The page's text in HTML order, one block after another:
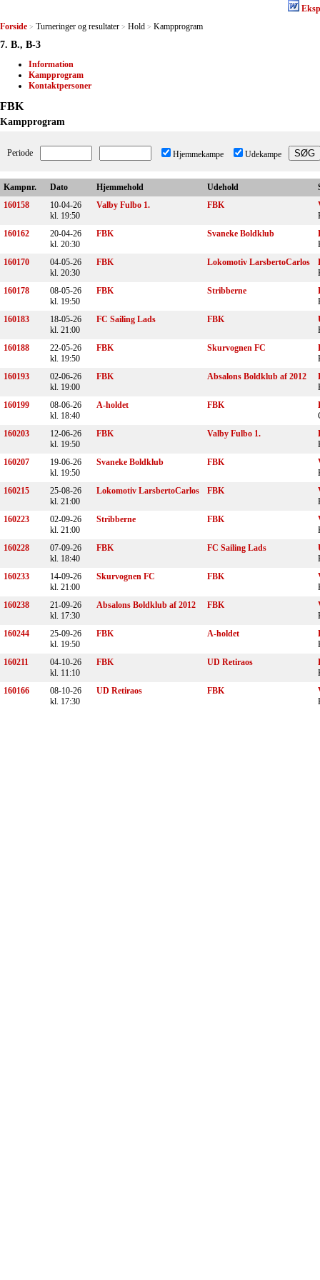
Forside > Turneringer og resultater > Hold > Kampprogram
7. B., B-3
Information
Kampprogram
Kontaktpersoner
FBK
Kampprogram
Periode Hjemmekampe Udekampe
Kampnr. Dato Hjemmehold Udehold
160158
10-04-26
kl. 19:50
Valby Fulbo 1. FBK
160162
20-04-26
kl. 20:30
FBK Svaneke Boldklub
160170
04-05-26
kl. 20:30
FBK Lokomotiv LarsbertoCarlos
160178
08-05-26
kl. 19:50
FBK Stribberne
160183
18-05-26
kl. 21:00
FC Sailing Lads FBK
160188
22-05-26
kl. 19:50
FBK Skurvognen FC
160193
02-06-26
kl. 19:00
FBK Absalons Boldklub af 2012
160199
08-06-26
kl. 18:40
A-holdet FBK
160203
12-06-26
kl. 19:50
FBK Valby Fulbo 1.
160207
19-06-26
kl. 19:50
Svaneke Boldklub FBK
160215
25-08-26
kl. 21:00
Lokomotiv LarsbertoCarlos FBK
160223
02-09-26
kl. 21:00
Stribberne FBK
160228
07-09-26
kl. 18:40
FBK FC Sailing Lads
160233
14-09-26
kl. 21:00
Skurvognen FC FBK
160238
21-09-26
kl. 17:30
Absalons Boldklub af 2012 FBK
160244
25-09-26
kl. 19:50
FBK A-holdet
160211
04-10-26
kl. 11:10
FBK UD Retiraos
160166
08-10-26
kl. 17:30
UD Retiraos FBK